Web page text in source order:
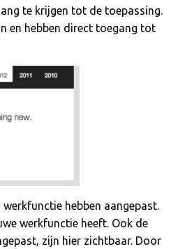
te krijgen tot de toepassing.
en hebben direct toegang tot
hebben aangepast.
werkfunctie heeft. Ook de
zijn hier zichtbaar. Door